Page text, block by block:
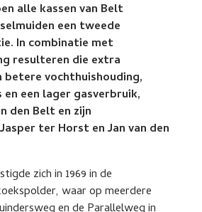
alle kassen van Belt
een tweede
In combinatie met
resulteren die extra
betere vochthuishouding,
een lager gasverbruik,
den Belt en zijn
ter Horst en Jan van den
zich in 1969 in de
waar op meerdere